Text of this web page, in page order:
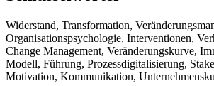
Widerstand, Transformation,
Organisationspsychologie, Interventionen,
Change Management, Veränderungskurve,
Modell, Führung, Prozessdigitalisierung,
Motivation, Kommunikation,